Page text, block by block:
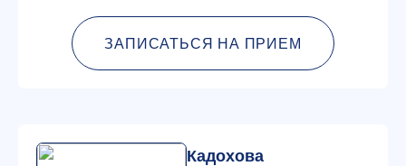
ЗАПИСАТЬСЯ НА ПРИЕМ
Кадохова